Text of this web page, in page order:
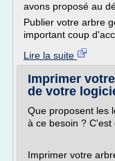
avons proposé au
Publier votre arbre
important coup
Lire la suite
Imprimer
de votre
Que proposent les
à ce besoin ? C'est
Imprimer votre